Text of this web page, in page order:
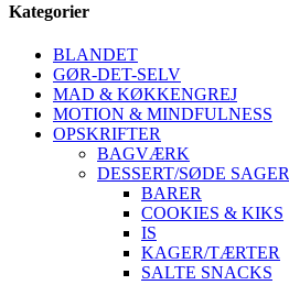
Kategorier
BLANDET
GØR-DET-SELV
MAD & KØKKENGREJ
MOTION & MINDFULNESS
OPSKRIFTER
BAGVÆRK
DESSERT/SØDE SAGER
BARER
COOKIES & KIKS
IS
KAGER/TÆRTER
SALTE SNACKS